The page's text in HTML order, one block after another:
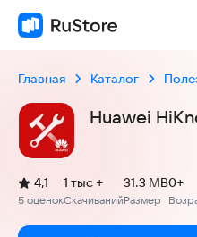
Главная Каталог
Huawei
Рейтинг:
4,1
(
5 оценок
)
Скачиваний
1 тыс +
Размер
31.3 MB0+